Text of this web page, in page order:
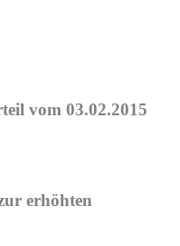
vom 03.02.2015
erhöhten